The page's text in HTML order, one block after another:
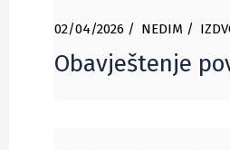
02/04/2026 NEDIM
Obavještenje